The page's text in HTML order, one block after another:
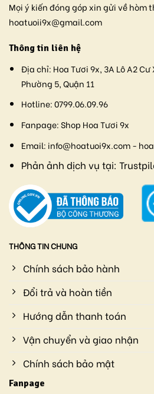
Mọi ý kiến đóng góp xin gửi về hòm
hoatuoii9x@gmail.com
Thông tin liên hệ
Địa chỉ: Hoa Tươi 9x, 3A Lô A2
Phường 5, Quận 11
Hotline:0799.06.09.96
Fanpage:Shop Hoa Tươi 9x
Email: info@hoatuoi9x.com -
Phản ảnh dịch vụ tại:
THÔNG TIN CHUNG
Chính sách bảo hành
Đổi trả và hoàn tiền
Hướng dẫn thanh toán
Vận chuyển và giao nhận
Chính sách bảo mật
Fanpage